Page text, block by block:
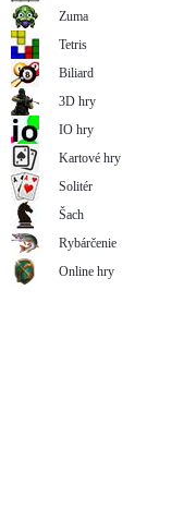
Zuma
Tetris
Biliard
3D hry
IO hry
Kartové hry
Solitér
Šach
Rybárčenie
Online hry